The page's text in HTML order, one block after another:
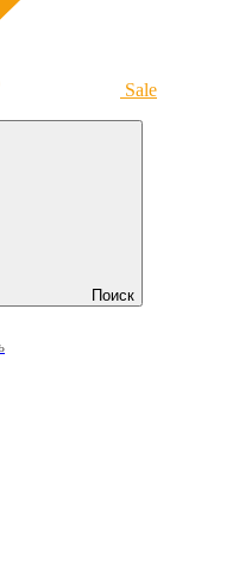
Sale
Поиск